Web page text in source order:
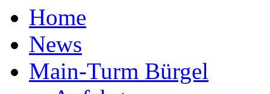
Home
News
Main-Turm Bürgel